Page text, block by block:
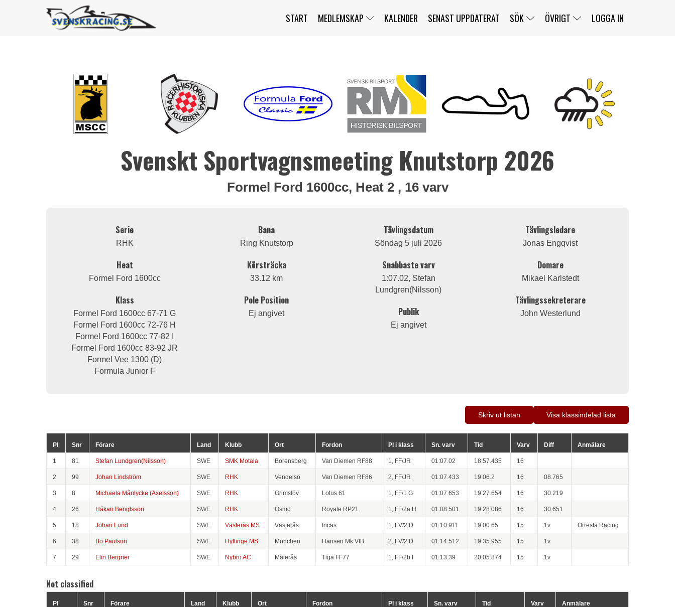
START MEDLEMSKAP KALENDER SENAST UPPDATERAT SÖK
TÄVLINGAR
FÖRARE
ÖVRIGT
KONTAKT
OM OSS
BENGANS NÖRDSIDA
PRESS
KOMPLETTERA
LÄNKAR
LOGGA IN
Svenskt Sportvagnsmeeting Knutstorp 2026
Formel Ford 1600cc, Heat 2 , 16 varv
Serie
RHK
Heat
Formel Ford 1600cc
Klass
Formel Ford 1600cc 67-71 G
Formel Ford 1600cc 72-76 H
Formel Ford 1600cc 77-82 I
Formel Ford 1600cc 83-92 JR
Formel Vee 1300 (D)
Formula Junior F
Bana
Ring Knutstorp
Körsträcka
33.12 km
Pole Position
Ej angivet
Tävlingsdatum
Söndag 5 juli 2026
Snabbaste varv
1:07.02, Stefan
Lundgren(Nilsson)
Publik
Ej angivet
Tävlingsledare
Jonas Engqvist
Domare
Mikael Karlstedt
Tävlingssekreterare
John Westerlund
Skriv ut listan Visa klassindelad lista
Pl Snr Förare Land Klubb Ort Fordon Pl i klass Sn. varv Tid Varv Diff Anmälare
1 81 Stefan Lundgren(Nilsson) SWE SMK Motala Borensberg Van Diemen RF88 1, FF/JR 01:07.02 18:57.435 16
2 99 Johan Lindström SWE RHK Vendelsö Van Diemen RF86 2, FF/JR 01:07.433 19:06.2 16 08.765
3 8 Michaela Månlycke (Axelsson) SWE RHK Grimslöv Lotus 61 1, FF/1 G 01:07.653 19:27.654 16 30.219
4 26 Håkan Bengtsson SWE RHK Ösmo Royale RP21 1, FF/2a H 01:08.501 19:28.086 16 30.651
5 18 Johan Lund SWE Västerås MS Västerås Incas 1, FV/2 D 01:10.911 19:00.65 15 1v Orresta Racing
6 38 Bo Paulson SWE Hyllinge MS München Hansen Mk VIB 2, FV/2 D 01:14.512 19:35.955 15 1v
7 29 Elin Bergner SWE Nybro AC Målerås Tiga FF77 1, FF/2b I 01:13.39 20:05.874 15 1v
Not classified
Pl Snr Förare Land Klubb Ort Fordon Pl i klass Sn. varv Tid Varv Anmälare